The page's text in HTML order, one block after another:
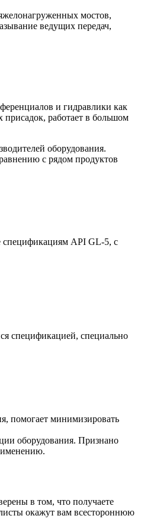
мостов,
ведущих передач,
и гидравлики как
работает в большом
оборудования.
с рядом продуктов
спецификациям API GL-5, с
спецификацией, специально
помогает минимизировать
оборудования. Признано
в том, что получаете
окажут вам всестороннюю